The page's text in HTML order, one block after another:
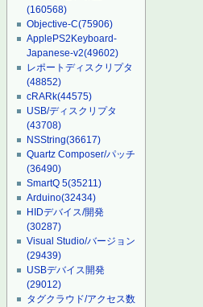
(160568)
Objective-C(75906)
ApplePS2Keyboard-
Japanese-v2(49602)
レポートディスクリプタ
(48852)
cRARk(44575)
USB/ディスクリプタ
(43708)
NSString(36617)
Quartz Composer/パッチ
(36490)
SmartQ 5(35211)
Arduino(32434)
HIDデバイス/開発
(30287)
Visual Studio/バージョン
(29439)
USBデバイス開発
(29012)
タグクラウド/アクセス数